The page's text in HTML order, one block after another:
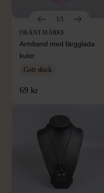
1/5
OKÄNT MÄRKE
Armband med färgglada
kulor
Gott skick
69 kr